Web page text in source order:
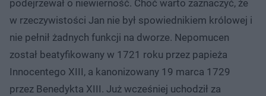
podejrzewał o niewierność. Choć warto zaznaczyć, że
w rzeczywistości Jan nie był spowiednikiem królowej i
nie pełnił żadnych funkcji na dworze. Nepomucen
został beatyfikowany w 1721 roku przez papieża
Innocentego XIII, a kanonizowany 19 marca 1729
przez Benedykta XIII. Już wcześniej uchodził za